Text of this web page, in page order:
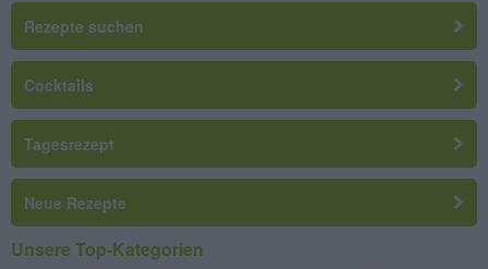
Rezepte suchen
Cocktails
Tagesrezept
Neue Rezepte
Unsere Top-Kategorien